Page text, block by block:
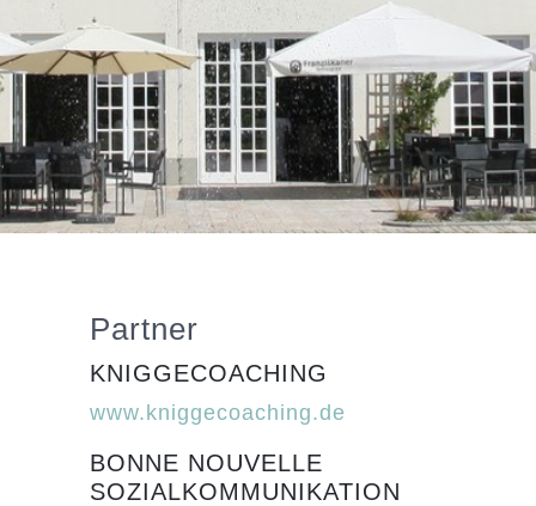
Partner
KNIGGECOACHING
www.kniggecoaching.de
BONNE NOUVELLE
SOZIALKOMMUNIKATION